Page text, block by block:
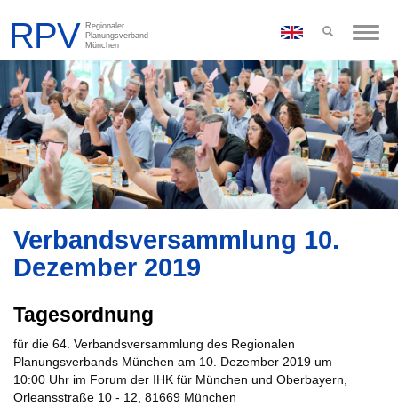
Toggle
Verbandsversammlung 10.
Dezember 2019
Tagesordnung
für die 64. Verbandsversammlung des Regionalen
Planungsverbands München am 10. Dezember 2019 um
10:00 Uhr im Forum der IHK für München und Oberbayern,
Orleansstraße 10 - 12, 81669 München